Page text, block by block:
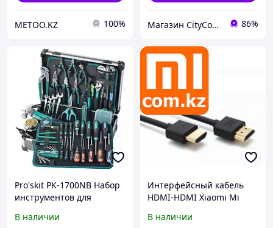
METOO.KZ 100% Магазин CityCom.kz +7-727-250-1209 86%
Pro'skit PK-1700NB Набор
инструментов для
В наличии
Интерфейсный кабель
HDMI-HDMI Xiaomi Mi
В наличии